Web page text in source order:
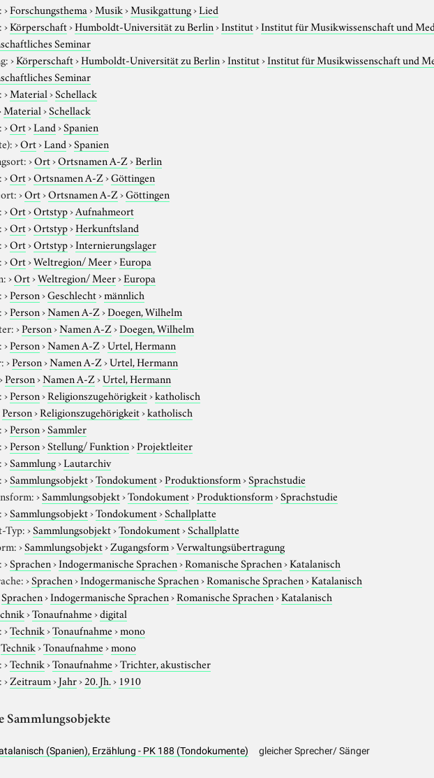
›Forschungsthema›Musik›Musikgattung›Lied
›Körperschaft›Humboldt-Universität zu Berlin›Institut›Institut für Musikwissenschaft und
Seminar
›Körperschaft›Humboldt-Universität zu Berlin›Institut›Institut für Musikwissenschaft und
Seminar
›Material›Schellack
Material›Schellack
›Ort›Land›Spanien
›Ort›Land›Spanien
›Ort›Ortsnamen A-Z›Berlin
›Ort›Ortsnamen A-Z›Göttingen
›Ort›Ortsnamen A-Z›Göttingen
›Ort›Ortstyp›Aufnahmeort
›Ort›Ortstyp›Herkunftsland
›Ort›Ortstyp›Internierungslager
›Ort›Weltregion/ Meer›Europa
›Ort›Weltregion/ Meer›Europa
›Person›Geschlecht›männlich
›Person›Namen A-Z›Doegen, Wilhelm
›Person›Namen A-Z›Doegen, Wilhelm
›Person›Namen A-Z›Urtel, Hermann
›Person›Namen A-Z›Urtel, Hermann
›Person›Namen A-Z›Urtel, Hermann
›Person›Religionszugehörigkeit›katholisch
Person›Religionszugehörigkeit›katholisch
›Person›Sammler
›Person›Stellung/ Funktion›Projektleiter
›Sammlung›Lautarchiv
›Sammlungsobjekt›Tondokument›Produktionsform›Sprachstudie
›Sammlungsobjekt›Tondokument›Produktionsform›Sprachstudie
›Sammlungsobjekt›Tondokument›Schallplatte
Typ:›Sammlungsobjekt›Tondokument›Schallplatte
›Sammlungsobjekt›Zugangsform›Verwaltungsübertragung
›Sprachen›Indogermanische Sprachen›Romanische Sprachen›Katalanisch
›Sprachen›Indogermanische Sprachen›Romanische Sprachen›Katalanisch
Sprachen›Indogermanische Sprachen›Romanische Sprachen›Katalanisch
›Tonaufnahme›digital
›Technik›Tonaufnahme›mono
Technik›Tonaufnahme›mono
›Technik›Tonaufnahme›Trichter, akustischer
›Zeitraum›Jahr›20. Jh.› 1910
Sammlungsobjekte
(Spanien), Erzählung - PK 188 (Tondokumente) gleicher Sprecher/ Sänger